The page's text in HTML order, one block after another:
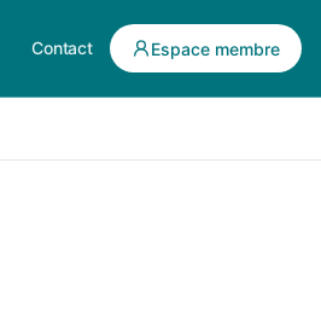
Contact Espace membre